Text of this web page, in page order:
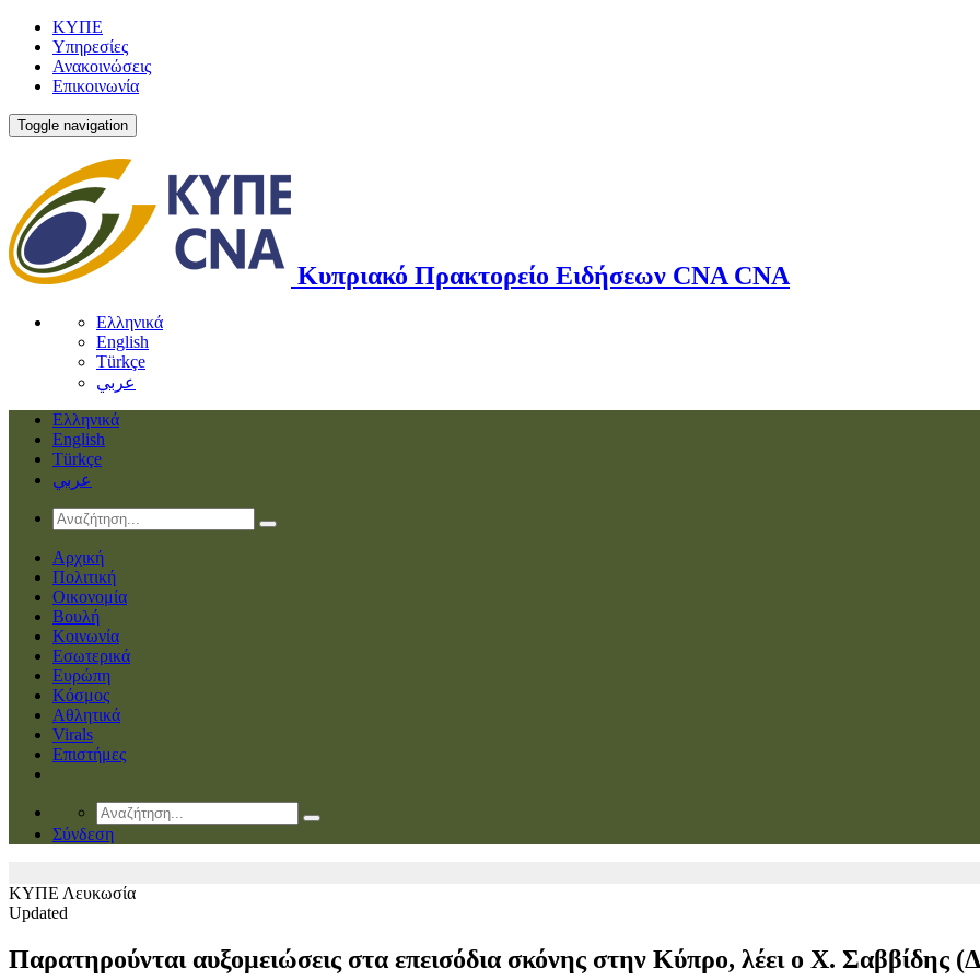
ΚΥΠΕ
Υπηρεσίες
Ανακοινώσεις
Επικοινωνία
Toggle navigation
Κυπριακό Πρακτορείο Ειδήσεων CNA CNA
Ελληνικά
English
Türkçe
عربي
Ελληνικά
English
Türkçe
عربي
Αρχική
Πολιτική
Οικονομία
Βουλή
Κοινωνία
Εσωτερικά
Ευρώπη
Κόσμος
Αθλητικά
Virals
Επιστήμες
Σύνδεση
ΚΥΠΕ Λευκωσία
Updated
Παρατηρούνται αυξομειώσεις στα επεισόδια σκόνης στην Κύπρο, λέει ο Χ. Σαββίδης